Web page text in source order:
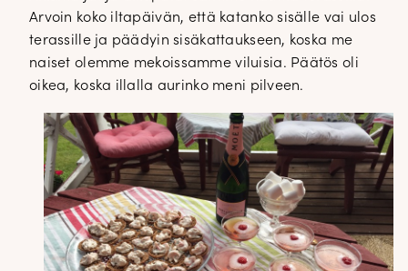
Arvoin koko iltapäivän, että katanko sisälle vai ulos
terassille ja päädyin sisäkattaukseen, koska me
naiset olemme mekoissamme viluisia. Päätös oli
oikea, koska illalla aurinko meni pilveen.